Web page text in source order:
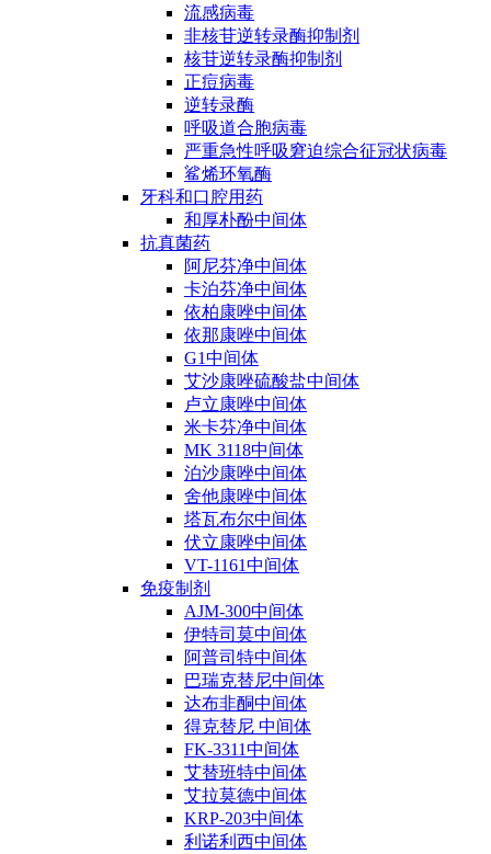
流感病毒
非核苷逆转录酶抑制剂
核苷逆转录酶抑制剂
正痘病毒
逆转录酶
呼吸道合胞病毒
严重急性呼吸窘迫综合征冠状病毒
鲨烯环氧酶
牙科和口腔用药
和厚朴酚中间体
抗真菌药
阿尼芬净中间体
卡泊芬净中间体
依柏康唑中间体
依那康唑中间体
G1中间体
艾沙康唑硫酸盐中间体
卢立康唑中间体
米卡芬净中间体
MK 3118中间体
泊沙康唑中间体
舍他康唑中间体
塔瓦布尔中间体
伏立康唑中间体
VT-1161中间体
免疫制剂
AJM-300中间体
伊特司莫中间体
阿普司特中间体
巴瑞克替尼中间体
达布非酮中间体
得克替尼 中间体
FK-3311中间体
艾替班特中间体
艾拉莫德中间体
KRP-203中间体
利诺利西中间体